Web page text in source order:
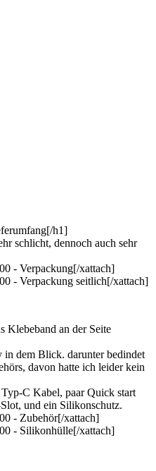
h1]
schlicht, dennoch auch sehr
- Verpackung[/xattach]
- Verpackung seitlich[/xattach]
Klebeband an der Seite
in dem Blick. darunter bedindet
davon hatte ich leider kein
C Kabel, paar Quick start
und ein Silikonschutz.
- Zubehör[/xattach]
- Silikonhülle[/xattach]